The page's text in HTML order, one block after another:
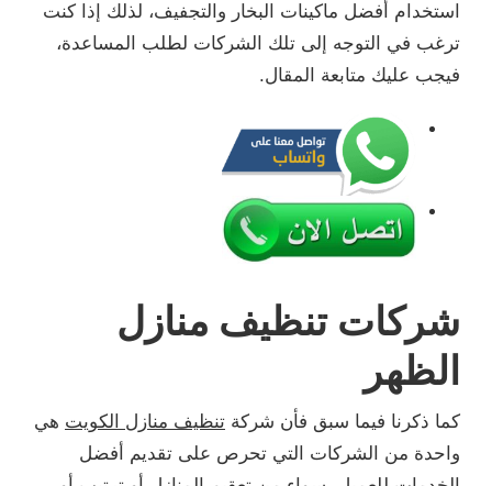
استخدام أفضل ماكينات البخار والتجفيف، لذلك إذا كنت
ترغب في التوجه إلى تلك الشركات لطلب المساعدة،
فيجب عليك متابعة المقال.
شركات تنظيف منازل
الظهر
كما ذكرنا فيما سبق فأن شركة تنظيف منازل الكويت هي
واحدة من الشركات التي تحرص على تقديم أفضل